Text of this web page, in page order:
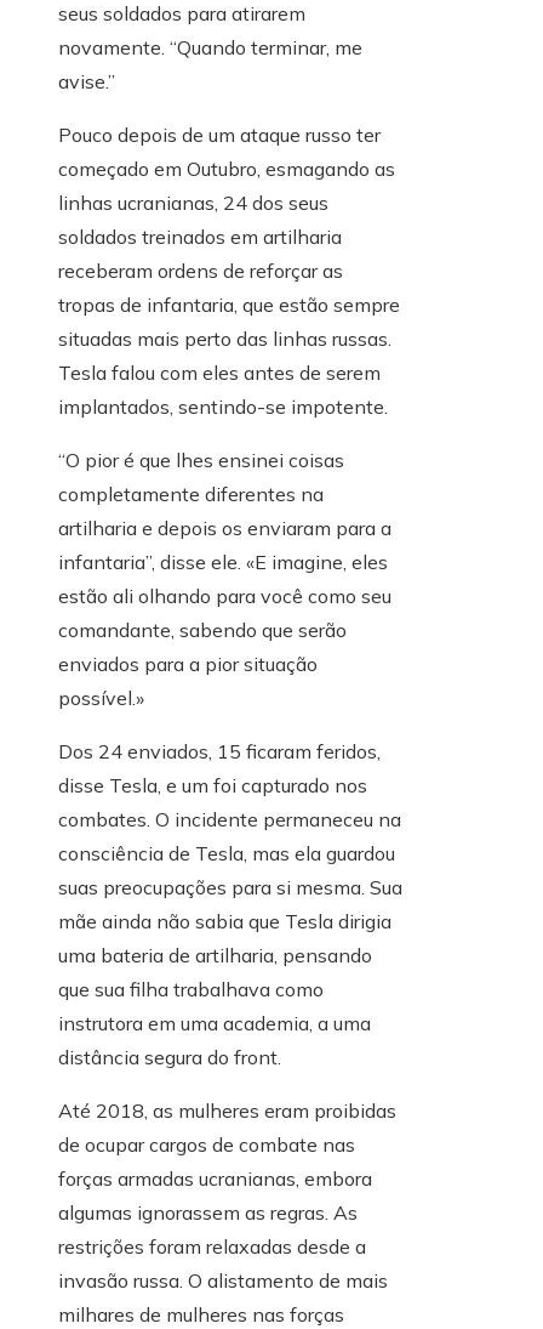
seus soldados para atirarem
novamente. “Quando terminar, me
avise.”
Pouco depois de um ataque russo ter
começado em Outubro, esmagando as
linhas ucranianas, 24 dos seus
soldados treinados em artilharia
receberam ordens de reforçar as
tropas de infantaria, que estão sempre
situadas mais perto das linhas russas.
Tesla falou com eles antes de serem
implantados, sentindo-se impotente.
“O pior é que lhes ensinei coisas
completamente diferentes na
artilharia e depois os enviaram para a
infantaria”, disse ele. «E imagine, eles
estão ali olhando para você como seu
comandante, sabendo que serão
enviados para a pior situação
possível.»
Dos 24 enviados, 15 ficaram feridos,
disse Tesla, e um foi capturado nos
combates. O incidente permaneceu na
consciência de Tesla, mas ela guardou
suas preocupações para si mesma. Sua
mãe ainda não sabia que Tesla dirigia
uma bateria de artilharia, pensando
que sua filha trabalhava como
instrutora em uma academia, a uma
distância segura do front.
Até 2018, as mulheres eram proibidas
de ocupar cargos de combate nas
forças armadas ucranianas, embora
algumas ignorassem as regras. As
restrições foram relaxadas desde a
invasão russa. O alistamento de mais
milhares de mulheres nas forças